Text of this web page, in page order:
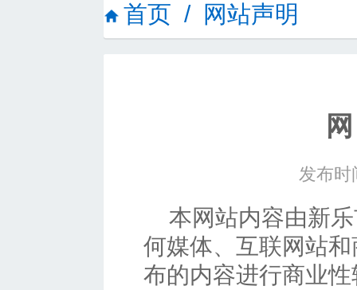
首页 / 网站声明
发布时
本网站内容由新
何媒体、互联网站
布的内容进行商业